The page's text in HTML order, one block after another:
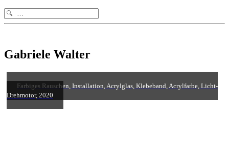
Search
for:
Gabriele Walter
Farbiges Rauschen, Installation, Acrylglas, Klebeband, Acrylfarbe, Licht-
Drehmotor, 2020